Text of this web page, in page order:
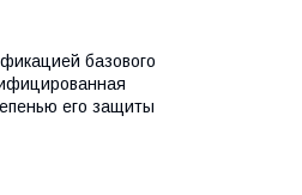
базового
его защиты